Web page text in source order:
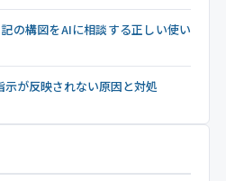
の構図をAIに相談する正しい使い
が反映されない原因と対処